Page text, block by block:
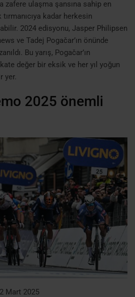
zafere ulaşma şansına sahip en
kadar herkesin
2024 edisyonu, Jasper Philipsen
ve Tadej Pogačar’ın önünde
Bu yarış, Pogačar’ın
değer bir eksik ve her yıl yoğun
yer.
2025 önemli
Mart 2025